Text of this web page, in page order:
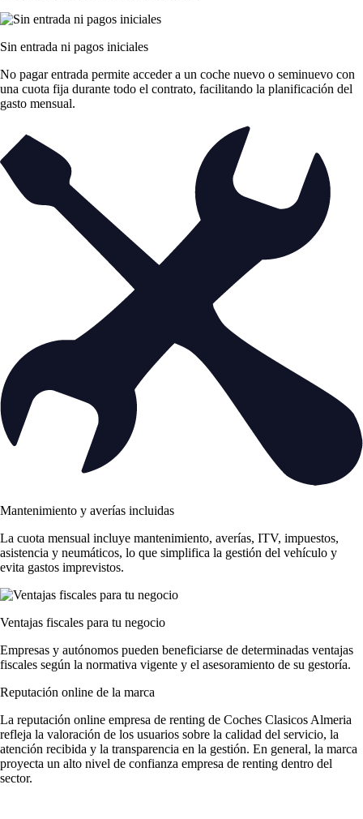
Sin entrada ni pagos iniciales
No pagar entrada permite acceder a un coche nuevo o seminuevo con
una cuota fija durante todo el contrato, facilitando la planificación del
gasto mensual.
Mantenimiento y averías incluidas
La cuota mensual incluye mantenimiento, averías, ITV, impuestos,
asistencia y neumáticos, lo que simplifica la gestión del vehículo y
evita gastos imprevistos.
Ventajas fiscales para tu negocio
Empresas y autónomos pueden beneficiarse de determinadas ventajas
fiscales según la normativa vigente y el asesoramiento de su gestoría.
Reputación online de la marca
La reputación online empresa de renting de Coches Clasicos Almeria
refleja la valoración de los usuarios sobre la calidad del servicio, la
atención recibida y la transparencia en la gestión. En general, la marca
proyecta un alto nivel de confianza empresa de renting dentro del
sector.